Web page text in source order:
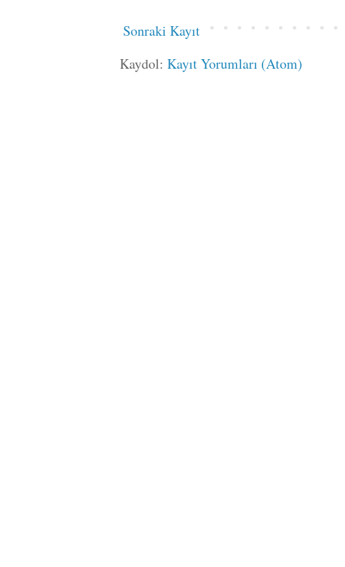
Sonraki Kayıt
Kaydol: Kayıt Yorumları (Atom)